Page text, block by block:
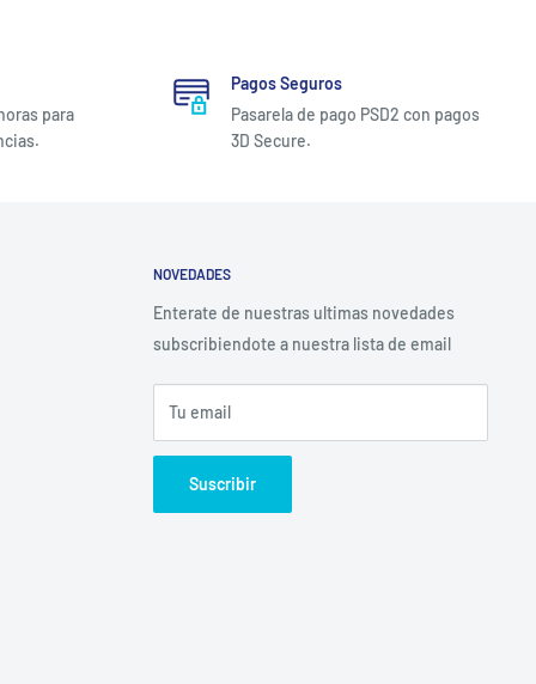
para
Pagos Seguros
Pasarela de pago PSD2 con pagos
3D Secure.
NOVEDADES
Enterate de nuestras ultimas novedades
subscribiendote a nuestra lista de email
Tu email
Suscribir